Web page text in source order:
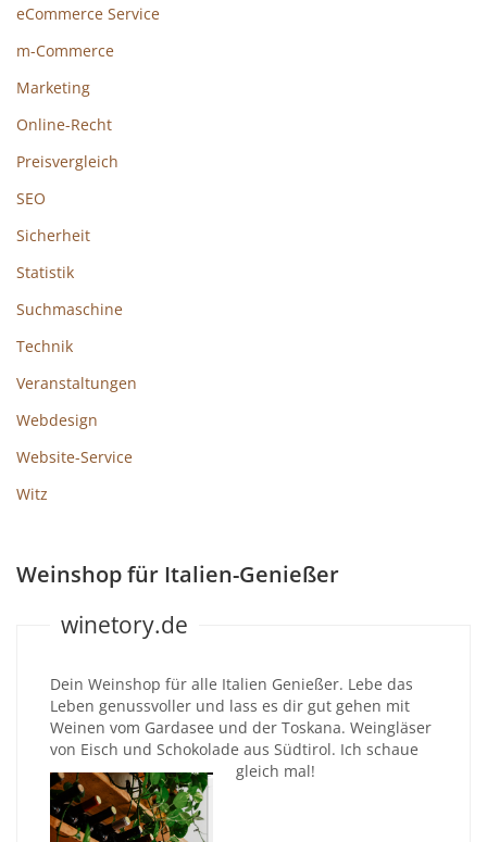
eCommerce Service
m-Commerce
Marketing
Online-Recht
Preisvergleich
SEO
Sicherheit
Statistik
Suchmaschine
Technik
Veranstaltungen
Webdesign
Website-Service
Witz
Weinshop für Italien-Genießer
winetory.de
Dein Weinshop für alle Italien Genießer. Lebe das
Leben genussvoller und lass es dir gut gehen mit
Weinen vom Gardasee und der Toskana. Weingläser
von Eisch und Schokolade aus Südtirol. Ich schaue
gleich mal!